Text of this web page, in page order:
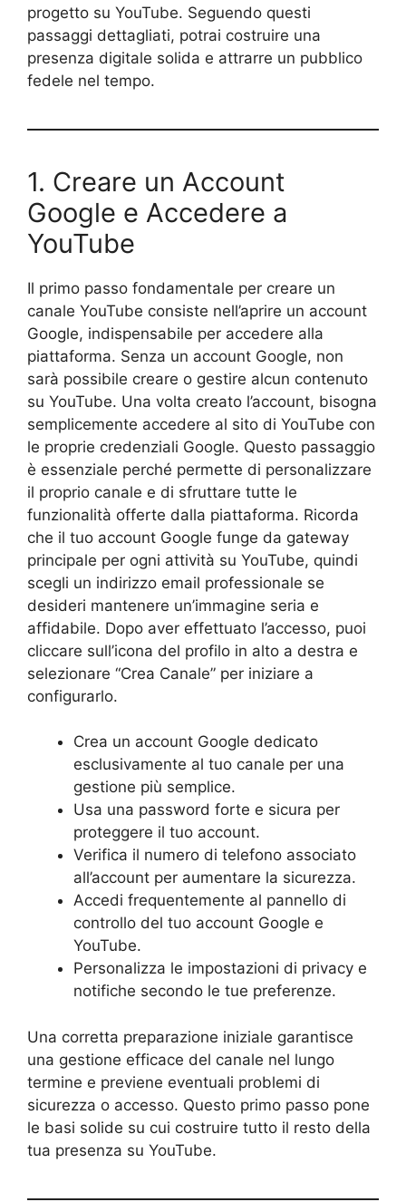
progetto su YouTube. Seguendo questi
passaggi dettagliati, potrai costruire una
presenza digitale solida e attrarre un pubblico
fedele nel tempo.
1. Creare un Account
Google e Accedere a
YouTube
Il primo passo fondamentale per creare un
canale YouTube consiste nell’aprire un account
Google, indispensabile per accedere alla
piattaforma. Senza un account Google, non
sarà possibile creare o gestire alcun contenuto
su YouTube. Una volta creato l’account, bisogna
semplicemente accedere al sito di YouTube con
le proprie credenziali Google. Questo passaggio
è essenziale perché permette di personalizzare
il proprio canale e di sfruttare tutte le
funzionalità offerte dalla piattaforma. Ricorda
che il tuo account Google funge da gateway
principale per ogni attività su YouTube, quindi
scegli un indirizzo email professionale se
desideri mantenere un’immagine seria e
affidabile. Dopo aver effettuato l’accesso, puoi
cliccare sull’icona del profilo in alto a destra e
selezionare “Crea Canale” per iniziare a
configurarlo.
Crea un account Google dedicato
esclusivamente al tuo canale per una
gestione più semplice.
Usa una password forte e sicura per
proteggere il tuo account.
Verifica il numero di telefono associato
all’account per aumentare la sicurezza.
Accedi frequentemente al pannello di
controllo del tuo account Google e
YouTube.
Personalizza le impostazioni di privacy e
notifiche secondo le tue preferenze.
Una corretta preparazione iniziale garantisce
una gestione efficace del canale nel lungo
termine e previene eventuali problemi di
sicurezza o accesso. Questo primo passo pone
le basi solide su cui costruire tutto il resto della
tua presenza su YouTube.